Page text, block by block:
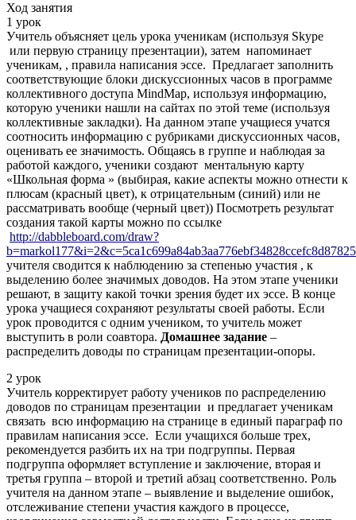
Ход занятия
1 урок
Учитель объясняет цель урока ученикам (используя Skype
или первую страницу презентации), затем напоминает
ученикам, , правила написания эссе. Предлагает заполнить
соответствующие блоки дискуссионных часов в программе
коллективного доступа MindMap, используя информацию,
которую ученики нашли на сайтах по этой теме (используя
коллективные закладки). На данном этапе учащиеся учатся
соотносить информацию с рубриками дискуссионных часов,
оценивать ее значимость. Общаясь в группе и наблюдая за
работой каждого, ученики создают ментальную карту
«Школьная форма » (выбирая, какие аспекты можно отнести к
плюсам (красный цвет), к отрицательным (синий) или не
рассматривать вообще (черный цвет)) Посмотреть результат
создания такой карты можно по ссылке
http://dabbleboard.com/draw?
учителя сводится к наблюдению за степенью участия , к
выделению более значимых доводов. На этом этапе ученики
решают, в защиту какой точки зрения будет их эссе. В конце
урока учащиеся сохраняют результаты своей работы. Если
урок проводится с одним учеником, то учитель может
выступить в роли соавтора. Домашнее задание –
распределить доводы по страницам презентации-опоры.
2 урок
Учитель корректирует работу учеников по распределению
доводов по страницам презентации и предлагает ученикам
связать всю информацию на странице в единый параграф по
правилам написания эссе. Если учащихся больше трех,
рекомендуется разбить их на три подгруппы. Первая
подгруппа оформляет вступление и заключение, вторая и
третья группа – второй и третий абзац соответственно. Роль
учителя на данном этапе – выявление и выделение ошибок,
отслеживание степени участия каждого в процессе,